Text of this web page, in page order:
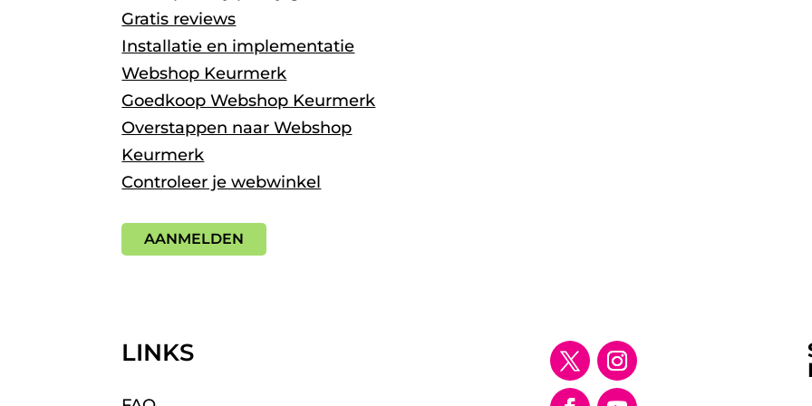
Gratis reviews
Installatie en implementatie
Webshop Keurmerk
Goedkoop Webshop Keurmerk
Overstappen naar Webshop
Keurmerk
Controleer je webwinkel
AANMELDEN
LINKS